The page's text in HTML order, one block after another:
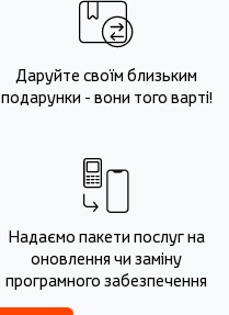
Даруйте своїм близьким
подарунки - вони того варті!
Надаємо пакети послуг на
оновлення чи заміну
програмного забезпечення